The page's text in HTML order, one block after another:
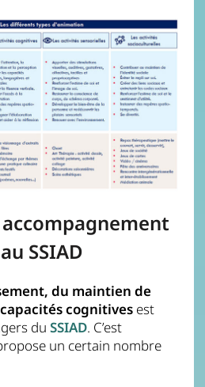
SSIAD
du maintien de
cognitives est
du SSIAD. C’est
un certain nombre